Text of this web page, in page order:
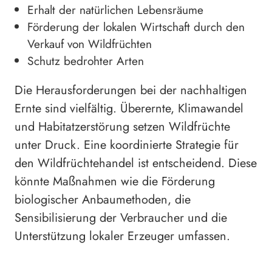
Erhalt der natürlichen Lebensräume
Förderung der lokalen Wirtschaft durch den
Verkauf von Wildfrüchten
Schutz bedrohter Arten
Die Herausforderungen bei der nachhaltigen
Ernte sind vielfältig. Überernte, Klimawandel
und Habitatzerstörung setzen Wildfrüchte
unter Druck. Eine koordinierte Strategie für
den Wildfrüchtehandel ist entscheidend. Diese
könnte Maßnahmen wie die Förderung
biologischer Anbaumethoden, die
Sensibilisierung der Verbraucher und die
Unterstützung lokaler Erzeuger umfassen.